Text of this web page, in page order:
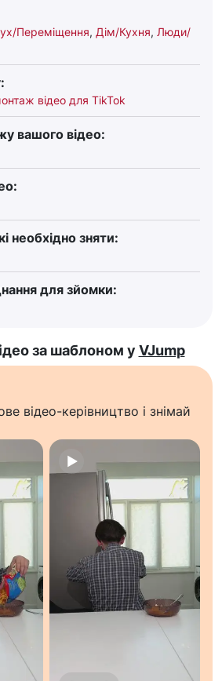
Переміщення, Дім/Кухня, Люди/
відео для TikTok
вашого відео:
необхідно зняти:
для зйомки:
за шаблоном у VJump
відео-керівництво і знімай